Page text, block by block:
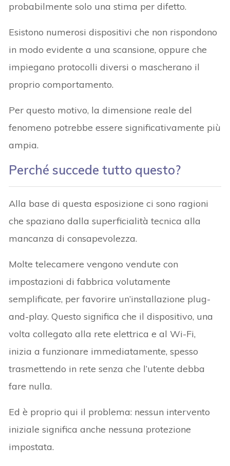
probabilmente solo una stima per difetto.
Esistono numerosi dispositivi che non rispondono
in modo evidente a una scansione, oppure che
impiegano protocolli diversi o mascherano il
proprio comportamento.
Per questo motivo, la dimensione reale del
fenomeno potrebbe essere significativamente più
ampia.
Perché succede tutto questo?
Alla base di questa esposizione ci sono ragioni
che spaziano dalla superficialità tecnica alla
mancanza di consapevolezza.
Molte telecamere vengono vendute con
impostazioni di fabbrica volutamente
semplificate, per favorire un’installazione plug-
and-play. Questo significa che il dispositivo, una
volta collegato alla rete elettrica e al Wi-Fi,
inizia a funzionare immediatamente, spesso
trasmettendo in rete senza che l’utente debba
fare nulla.
Ed è proprio qui il problema: nessun intervento
iniziale significa anche nessuna protezione
impostata.